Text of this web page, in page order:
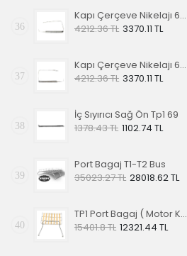
36
Kapı Çerçeve Nikelajı 65 Sol Ön
4212.36 TL 3370.11 TL
37
Kapı Çerçeve Nikelajı 65 Sağ Ön
4212.36 TL 3370.11 TL
38
İç Sıyırıcı Sağ Ön Tp1 69
1378.43 TL 1102.74 TL
39
Port Bagaj T1-T2 Bus
35023.27 TL 28018.62 TL
40
TP1 Port Bagaj ( Motor Kaput Üstü )
15401.8 TL 12321.44 TL